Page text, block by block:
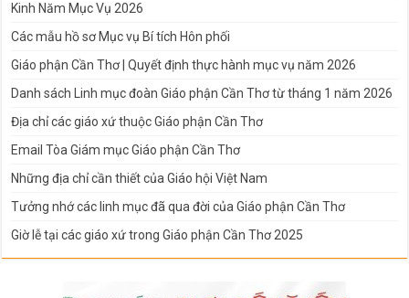
Kinh Năm Mục Vụ 2026
Các mẫu hồ sơ Mục vụ Bí tích Hôn phối
Giáo phận Cần Thơ | Quyết định thực hành mục vụ năm 2026
Danh sách Linh mục đoàn Giáo phận Cần Thơ từ tháng 1 năm 2026
Địa chỉ các giáo xứ thuộc Giáo phận Cần Thơ
Email Tòa Giám mục Giáo phận Cần Thơ
Những địa chỉ cần thiết của Giáo hội Việt Nam
Tưởng nhớ các linh mục đã qua đời của Giáo phận Cần Thơ
Giờ lễ tại các giáo xứ trong Giáo phận Cần Thơ 2025